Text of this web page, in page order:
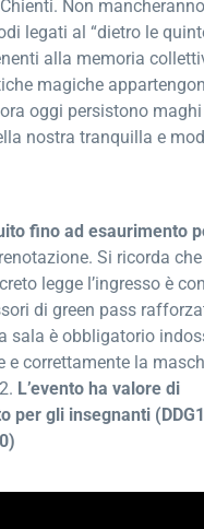
Non
legati al “dietro le
alla memoria
magiche
oggi persistono maghi
nostra tranquilla e
fino ad esaurimento
Si ricorda
legge l’ingresso è
di green pass
sala è obbligatorio
e correttamente la
L’evento ha valore di
per gli insegnanti